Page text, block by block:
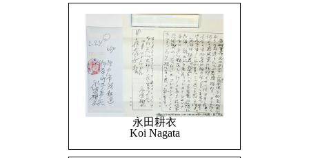
永田耕衣
Koi Nagata